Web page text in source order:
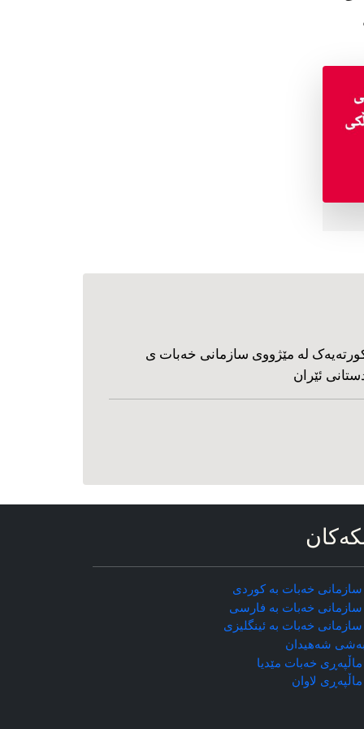
له مێژووی سازمانی خه‌بات ی
ئێران
سازمانی خه‌بات به کوردی
سازمانی خه‌بات به فارسی
سازمانی خه‌بات به ئینگلیزی
شه‌هیدان
خه‌بات مێدیا
ماڵپه‌ڕی لاوان